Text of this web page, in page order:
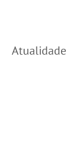
Atualidade